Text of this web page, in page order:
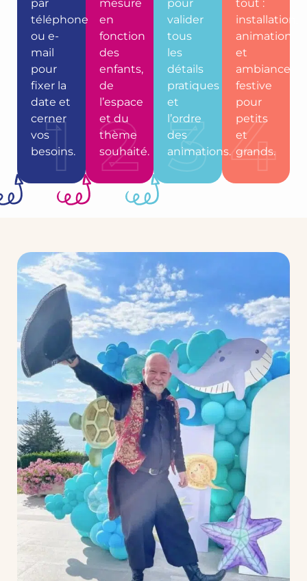
par
téléphone
ou e-
mail
pour
fixer la
date et
cerner
vos
besoins.
1
mesure
en
fonction
des
enfants,
de
l’espace
et du
thème
souhaité.
2
pour
valider
tous
les
détails
pratiques
et
l’ordre
des
animations.
3
tout :
installation,
animation
et
ambiance
festive
pour
petits
et
grands.
4